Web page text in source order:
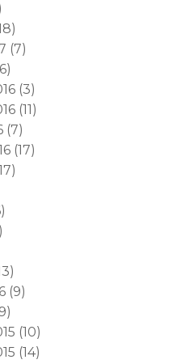
(7)
(3)
(11)
(7)
(17)
(9)
(10)
(14)